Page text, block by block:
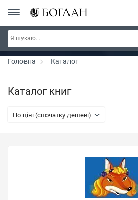
РОЗПРОДАЖ ~ 150 грн ~ 200 грн ~ 250 грн ~
300 грн ~ РОЗПРОДАЖ
Головна Каталог
Каталог книг
По ціні (спочатку дешеві)